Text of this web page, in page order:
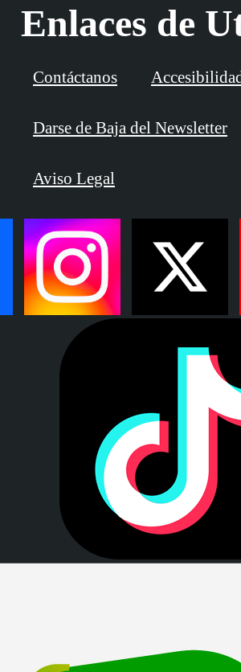
Enlaces de
Contáctanos
Darse de Baja del Newsletter
Aviso Legal